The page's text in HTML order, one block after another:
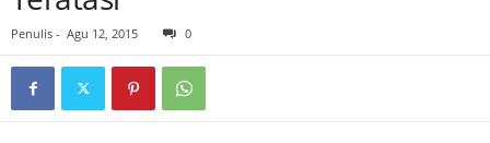
Penulis - Agu 12, 2015 0